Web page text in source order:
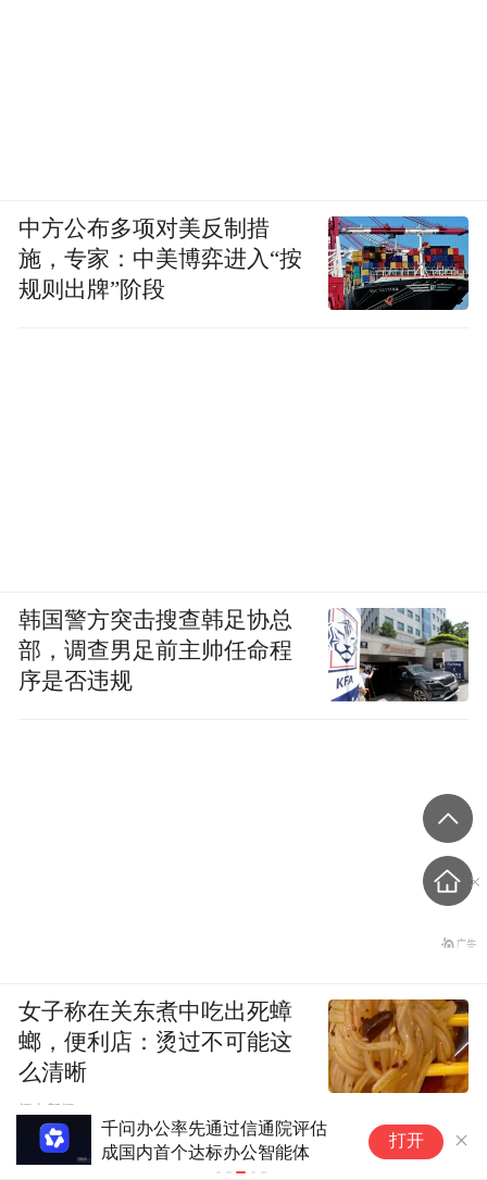
千问办公率先通过信通院评估
成国内首个达标办公智能体
珠江股份完
打开
中方公布多项对美反制措
施，专家：中美博弈进入“按
规则出牌”阶段
韩国警方突击搜查韩足协总
部，调查男足前主帅任命程
序是否违规
女子称在关东煮中吃出死蟑
螂，便利店：烫过不可能这
么清晰
闪电新闻